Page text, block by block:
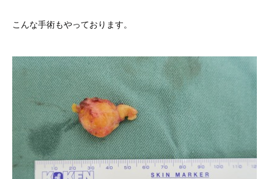
こんな手術もやっております。